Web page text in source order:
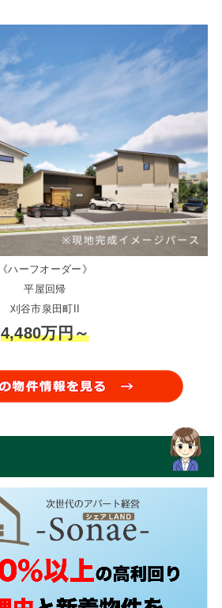
《ハーフオーダー》
平屋回帰
刈谷市泉田町II
4,480万円～